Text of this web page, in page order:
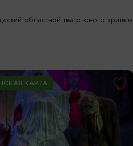
областной театр юного зрителя
КАРТА